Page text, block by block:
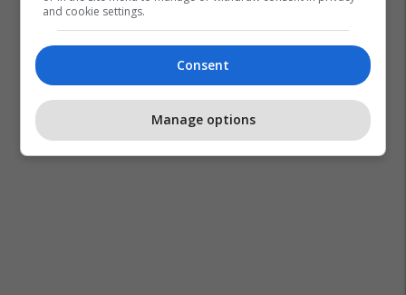
and cookie settings.
Consent
Manage options